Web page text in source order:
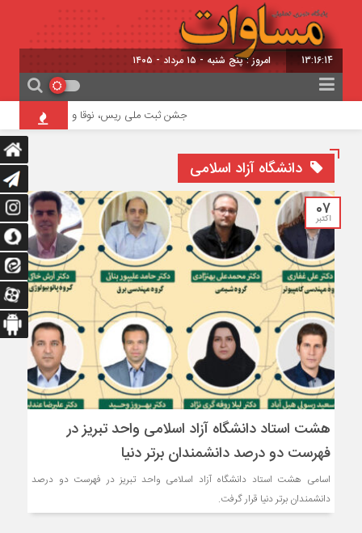
13:16:14 امروز : پنج شنبه - ۱۵ مرداد - ۱۴۰۵
جشن ثبت ملی ریس، نوقا و رشته ختایی تبریز
دانشگاه آزاد اسلامی
07
اکتبر
هشت استاد دانشگاه آزاد اسلامی واحد تبریز در
فهرست دو درصد دانشمندان برتر دنیا
اسامی هشت استاد دانشگاه آزاد اسلامی واحد تبریز در فهرست دو درصد
دانشمندان برتر دنیا قرار گرفت.